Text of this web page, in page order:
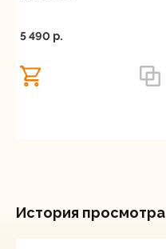
5 490 p.
История просмотра